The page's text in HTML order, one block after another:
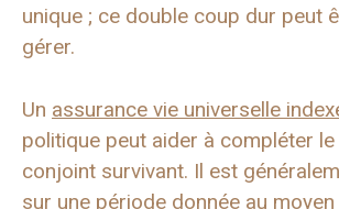
unique ; ce double coup dur peut
gérer.
Un assurance vie universelle
politique peut aider à compléter le
conjoint survivant. Il est
sur une période donnée au